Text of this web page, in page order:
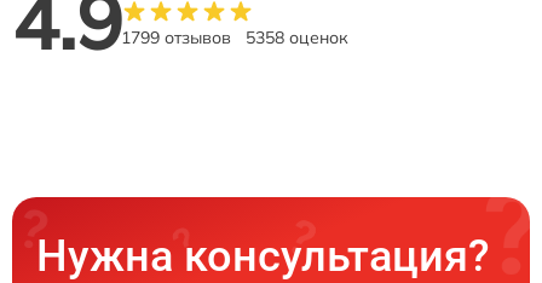
4.91799 отзывов 5358 оценок
Нужна консультация?